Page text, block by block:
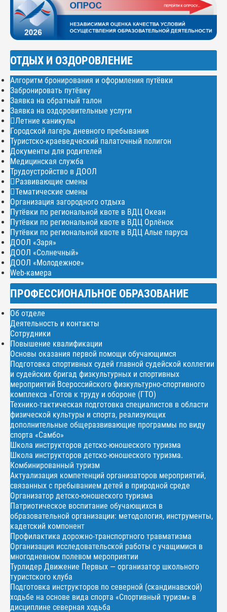
ОТДЫХ И ОЗДОРОВЛЕНИЕ
Алгоритм бронирования и оформления путёвки
Забронировать путёвку
Заявка на обратный талон
Заявка на оздоровительные услуги
Летние каникулы
Городской лагерь дневного пребывания
Туристско-краеведческий палаточный полигон
Документы для родителей
Медицинская служба
Трудоустройство в ДООЛ
Развивающие смены
Тематические смены
Организация загородного отдыха
Путёвки по региональной квоте в ВДЦ Океан
Путёвки по региональной квоте в ВДЦ Орлёнок
Путёвки по региональной квоте в ВДЦ Алые паруса
ДООЛ «Заря»
ДООЛ «Солнечный»
ДООЛ «Молодежное»
Web-камера
ПРОФЕССИОНАЛЬНОЕ ОБРАЗОВАНИЕ
Об отделе
Деятельность и контакты
Сотрудники
Повышение квалификации
Основы оказания первой помощи обучающимся
Подготовка спортивных судей главной судейской коллегии
и судейских бригад физкультурных и спортивных
мероприятий Всероссийского физкультурно-спортивного
комплекса «Готов к труду и обороне (ГТО)
Технико-тактическая подготовка специалистов в области
физической культуры и спорта, реализующих
дополнительные общеразвивающие программы по виду
спорта «Самбо»
Школа инструкторов детско-юношеского туризма
Школа инструкторов детско-юношеского туризма.
Комбинированный туризм
Актуализация компетенций организаторов мероприятий,
связанных с пребыванием детей в природной среде
Организатор детско-юношеского туризма
Патриотическое воспитание обучающихся в
образовательной организации: методология, инструменты,
кадетский компонент
Профилактика дорожно-транспортного травматизма
Организация исследовательской работы с учащимися в
многодневном полевом мероприятии
Турлидер Движение Первых — организатор школьного
туристского клуба
Подготовка инструкторов по северной (скандинавской)
ходьбе на основе вида спорта «Спортивный туризм» в
дисциплине северная ходьба